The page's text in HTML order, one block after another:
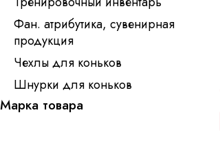
Фан. атрибутика, сувенирная
продукция
Чехлы для коньков
Шнурки для коньков
Марка товара